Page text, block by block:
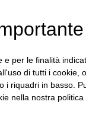
DEFAULT LANGUAGE
ITALIAN
e per le finalità
di tutti i cookie,
i riquadri in basso.
nella nostra politica